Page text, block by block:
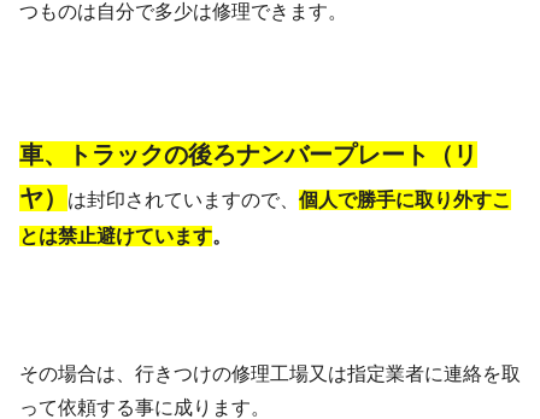
つものは自分で多少は修理できます。
車、トラックの後ろナンバープレート（リ
ヤ）
は封印されていますので、 個人で勝手に取り外すこ
とは禁止避けています。
その場合は、行きつけの修理工場又は指定業者に連絡を取
って依頼する事に成ります。